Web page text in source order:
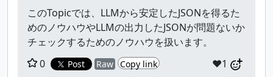
このTopicでは、LLMから安定したJSONを得るた
めのノウハウやLLMの出力したJSONが問題ないか
チェックするためのノウハウを扱います。
0
Post Raw Copy link ❤️1